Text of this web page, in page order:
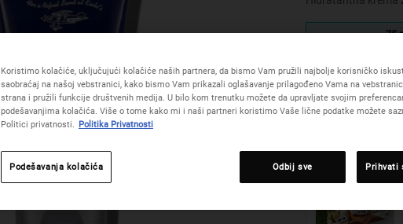
75
−
Količina
+
Koristimo kolačiće, uključujući kolačiće naših partnera, da bismo Vam pružili najbolje korisničko
saobraćaj na našoj vebstranici, kako bismo Vam prikazali oglašavanje prilagođeno Vama na
strana i pružili funkcije društvenih medija. U bilo kom trenutku možete da upravljate svojim
podešavanjima kolačića. Više o tome kako mi i naši partneri koristimo Vaše lične podatke možete
Politici privatnosti. Politika Privatnosti
Odbij sve Prihvati
Podešavanja kolačića